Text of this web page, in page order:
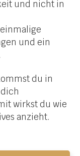
und nicht in
und ein
du in
wirkst du wie
anzieht.